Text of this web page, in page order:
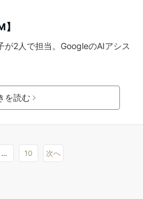
が2人で担当。GoogleのAIアシス
を読む
… 10 次へ